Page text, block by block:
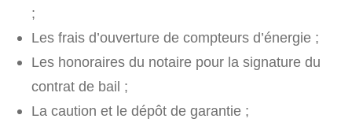
;
Les frais d’ouverture de compteurs d’énergie ;
Les honoraires du notaire pour la signature du
contrat de bail ;
La caution et le dépôt de garantie ;